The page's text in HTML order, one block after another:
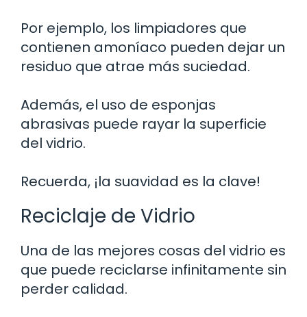
Por ejemplo, los limpiadores que
contienen amoníaco pueden dejar un
residuo que atrae más suciedad.
Además, el uso de esponjas
abrasivas puede rayar la superficie
del vidrio.
Recuerda, ¡la suavidad es la clave!
Reciclaje de Vidrio
Una de las mejores cosas del vidrio es
que puede reciclarse infinitamente sin
perder calidad.